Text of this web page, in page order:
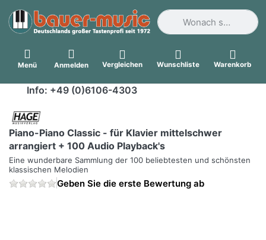
Geben Sie einen
Menü Anmelden Vergleichen Wunschliste Warenkorb
Info: +49 (0)6106-4303
Piano-Piano Classic - für Klavier mittelschwer
arrangiert + 100 Audio Playback's
Eine wunderbare Sammlung der 100 beliebtesten und schönsten
klassischen Melodien
Geben Sie die erste Bewertung ab